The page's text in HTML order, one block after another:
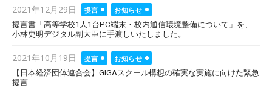
Posted
on
2021年12月29日 提言
お知らせ
提言書「高等学校1人1台PC端末・校内通信環境整備について」を、
小林史明デジタル副大臣に手渡しいたしました。
Posted
on
2021年10月19日 提言
お知らせ
【日本経済団体連合会】GIGAスクール構想の確実な実施に向けた緊急
提言